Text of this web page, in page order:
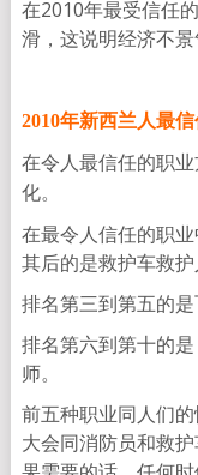
在2010年最受信任
滑，这说明经济不景
2010年新西兰人最
在令人最信任的职
化。
在最令人信任的职
其后的是救护车救护
排名第三到第五的是
排名第六到第十的
师。
前五种职业同人们
大会同消防员和救